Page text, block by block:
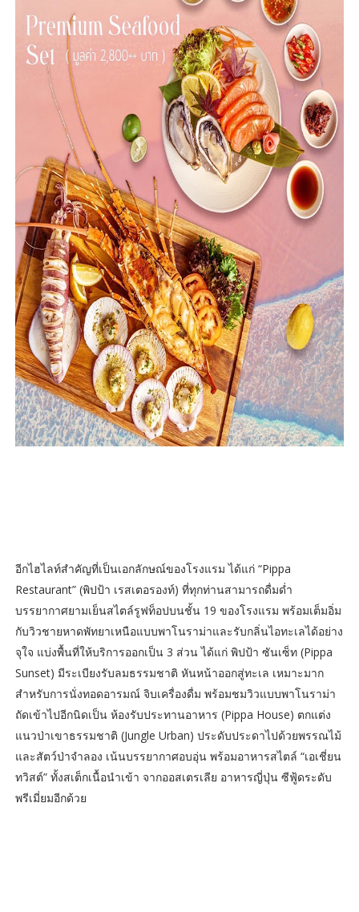
อีกไฮไลท์สำคัญที่เป็นเอกลักษณ์ของโรงแรม ได้แก่ “Pippa
Restaurant” (พิปป้า เรสเตอรองท์) ที่ทุกท่านสามารถดื่มด่ำ
บรรยากาศยามเย็นสไตล์รูฟท็อปบนชั้น 19 ของโรงแรม พร้อมเต็มอิ่ม
กับวิวชายหาดพัทยาเหนือแบบพาโนราม่าและรับกลิ่นไอทะเลได้อย่าง
จุใจ แบ่งพื้นที่ให้บริการออกเป็น 3 ส่วน ได้แก่ พิปป้า ซันเซ็ท (Pippa
Sunset) มีระเบียงรับลมธรรมชาติ หันหน้าออกสู่ทะเล เหมาะมาก
สำหรับการนั่งทอดอารมณ์ จิบเครื่องดื่ม พร้อมชมวิวแบบพาโนราม่า
ถัดเข้าไปอีกนิดเป็น ห้องรับประทานอาหาร (Pippa House) ตกแต่ง
แนวป่าเขาธรรมชาติ (Jungle Urban) ประดับประดาไปด้วยพรรณไม้
และสัตว์ป่าจำลอง เน้นบรรยากาศอบอุ่น พร้อมอาหารสไตล์ “เอเชี่ยน
ทวิสต์” ทั้งสเต็กเนื้อนำเข้า จากออสเตรเลีย อาหารญี่ปุ่น ซีฟู้ดระดับ
พรีเมี่ยมอีกด้วย